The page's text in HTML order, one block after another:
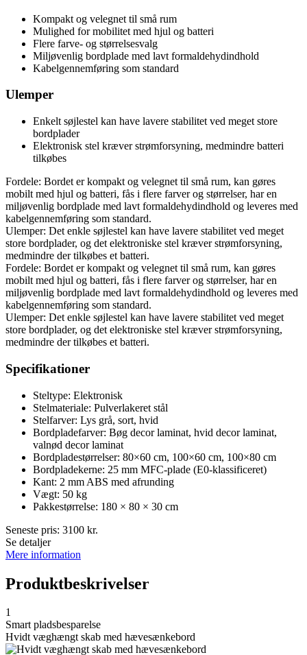
Kompakt og velegnet til små rum
Mulighed for mobilitet med hjul og batteri
Flere farve- og størrelsesvalg
Miljøvenlig bordplade med lavt formaldehydindhold
Kabelgennemføring som standard
Ulemper
Enkelt søjlestel kan have lavere stabilitet ved meget store
bordplader
Elektronisk stel kræver strømforsyning, medmindre batteri
tilkøbes
Fordele: Bordet er kompakt og velegnet til små rum, kan gøres
mobilt med hjul og batteri, fås i flere farver og størrelser, har en
miljøvenlig bordplade med lavt formaldehydindhold og leveres med
kabelgennemføring som standard.
Ulemper: Det enkle søjlestel kan have lavere stabilitet ved meget
store bordplader, og det elektroniske stel kræver strømforsyning,
medmindre der tilkøbes et batteri.
Fordele: Bordet er kompakt og velegnet til små rum, kan gøres
mobilt med hjul og batteri, fås i flere farver og størrelser, har en
miljøvenlig bordplade med lavt formaldehydindhold og leveres med
kabelgennemføring som standard.
Ulemper: Det enkle søjlestel kan have lavere stabilitet ved meget
store bordplader, og det elektroniske stel kræver strømforsyning,
medmindre der tilkøbes et batteri.
Specifikationer
Steltype: Elektronisk
Stelmateriale: Pulverlakeret stål
Stelfarver: Lys grå, sort, hvid
Bordpladefarver: Bøg decor laminat, hvid decor laminat,
valnød decor laminat
Bordpladestørrelser: 80×60 cm, 100×60 cm, 100×80 cm
Bordpladekerne: 25 mm MFC-plade (E0-klassificeret)
Kant: 2 mm ABS med afrunding
Vægt: 50 kg
Pakkestørrelse: 180 × 80 × 30 cm
Seneste pris: 3100 kr.
Se detaljer
Mere information
Produktbeskrivelser
1
Smart pladsbesparelse
Hvidt væghængt skab med hævesænkebord